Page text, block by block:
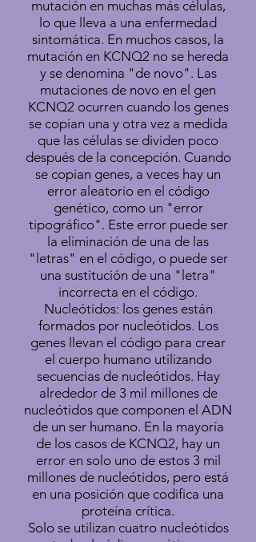
mutación en muchas más células,
lo que lleva a una enfermedad
sintomática. En muchos casos, la
mutación en KCNQ2 no se hereda
y se denomina "de novo". Las
mutaciones de novo en el gen
KCNQ2 ocurren cuando los genes
se copian una y otra vez a medida
que las células se dividen poco
después de la concepción. Cuando
se copian genes, a veces hay un
error aleatorio en el código
genético, como un "error
tipográfico". Este error puede ser
la eliminación de una de las
"letras" en el código, o puede ser
una sustitución de una "letra"
incorrecta en el código.
Nucleótidos: los genes están
formados por nucleótidos. Los
genes llevan el código para crear
el cuerpo humano utilizando
secuencias de nucleótidos. Hay
alrededor de 3 mil millones de
nucleótidos que componen el ADN
de un ser humano. En la mayoría
de los casos de KCNQ2, hay un
error en solo uno de estos 3 mil
millones de nucleótidos, pero está
en una posición que codifica una
proteína crítica.
Solo se utilizan cuatro nucleótidos